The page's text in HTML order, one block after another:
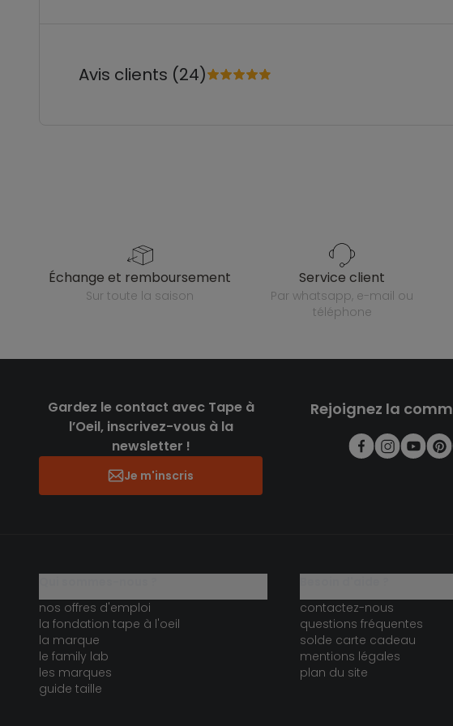
Avis clients (24)
échange et remboursement
sur toute la saison
service client
par whatsapp, e-mail ou
téléphone
Gardez le contact avec Tape à
l’Oeil, inscrivez-vous à la
newsletter !
Je m'inscris
Rejoignez la
nos offres d'emploi
la fondation tape à l'oeil
la marque
le family lab
les marques
guide taille
contactez-nous
questions fréquentes
solde carte cadeau
mentions légales
plan du site